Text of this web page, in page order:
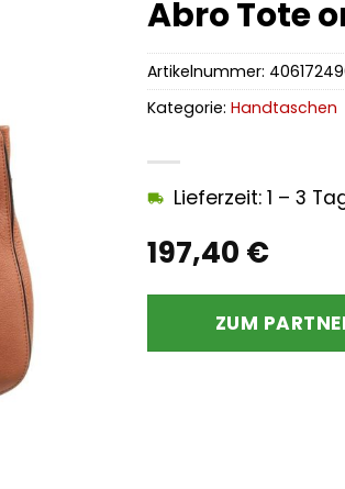
Abro Tote
197,40 €
Lieferzeit: 1 – 3
ZUM
Artikelnummer:
Kategorie:Handtaschen